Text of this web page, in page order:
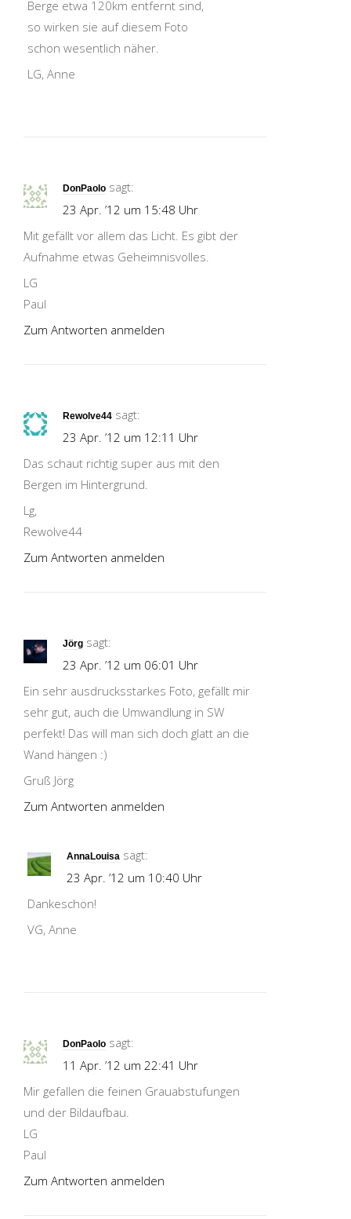
Berge etwa 120km entfernt sind,
so wirken sie auf diesem Foto
schon wesentlich näher.
LG, Anne
DonPaolo sagt:
23 Apr. ’12 um 15:48 Uhr
Mit gefällt vor allem das Licht. Es gibt der
Aufnahme etwas Geheimnisvolles.
LG
Paul
Zum Antworten anmelden
Rewolve44 sagt:
23 Apr. ’12 um 12:11 Uhr
Das schaut richtig super aus mit den
Bergen im Hintergrund.
Lg,
Rewolve44
Zum Antworten anmelden
Jörg sagt:
23 Apr. ’12 um 06:01 Uhr
Ein sehr ausdrucksstarkes Foto, gefällt mir
sehr gut, auch die Umwandlung in SW
perfekt! Das will man sich doch glatt an die
Wand hängen :)
Gruß Jörg
Zum Antworten anmelden
AnnaLouisa sagt:
23 Apr. ’12 um 10:40 Uhr
Dankeschön!
VG, Anne
DonPaolo sagt:
11 Apr. ’12 um 22:41 Uhr
Mir gefallen die feinen Grauabstufungen
und der Bildaufbau.
LG
Paul
Zum Antworten anmelden